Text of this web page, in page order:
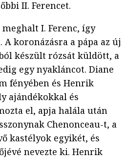
II. Ferencet.
I. Ferenc, így
koronázásra a pápa az új
készült rózsát küldött, a
egy nyakláncot. Diane
fényében és Henrik
ajándékokkal és
el, apja halála után
Chenonceau-t, a
kastélyok egyikét, és
nevezte ki. Henrik